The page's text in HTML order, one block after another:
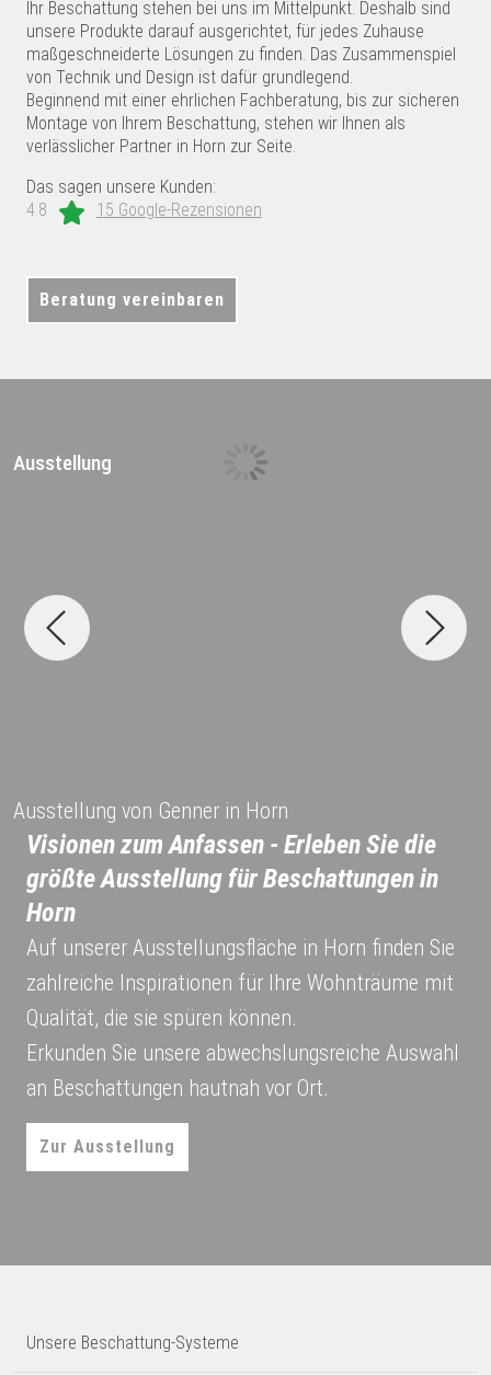
Ihr Beschattung stehen bei uns im Mittelpunkt. Deshalb sind
unsere Produkte darauf ausgerichtet, für jedes Zuhause
maßgeschneiderte Lösungen zu finden. Das Zusammenspiel
von Technik und Design ist dafür grundlegend.
Beginnend mit einer ehrlichen Fachberatung, bis zur sicheren
Montage von Ihrem Beschattung, stehen wir Ihnen als
verlässlicher Partner in Horn zur Seite.
Das sagen unsere Kunden:
4.8
15 Google-Rezensionen
Beratung vereinbaren
Visionen zum Anfassen - Erleben Sie die
größte Ausstellung für Beschattungen in
Horn
Auf unserer Ausstellungsfläche in Horn finden Sie
zahlreiche Inspirationen für Ihre Wohnträume mit
Qualität, die sie spüren können.
Erkunden Sie unsere abwechslungsreiche Auswahl
an Beschattungen hautnah vor Ort.
Zur Ausstellung
Ausstellung
Ausstellung von Genner in Horn
Unsere Beschattung-Systeme